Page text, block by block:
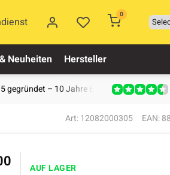
0
Neuheiten Hersteller
gegründet – 10 Jahre Erfahrung
Art: 12082000305 EAN:
AUF LAGER